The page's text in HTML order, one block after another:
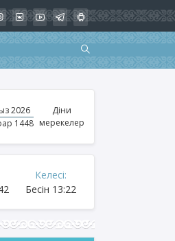
2026
1448
Діни
мерекелер
Келесі:
Бесін 13:22